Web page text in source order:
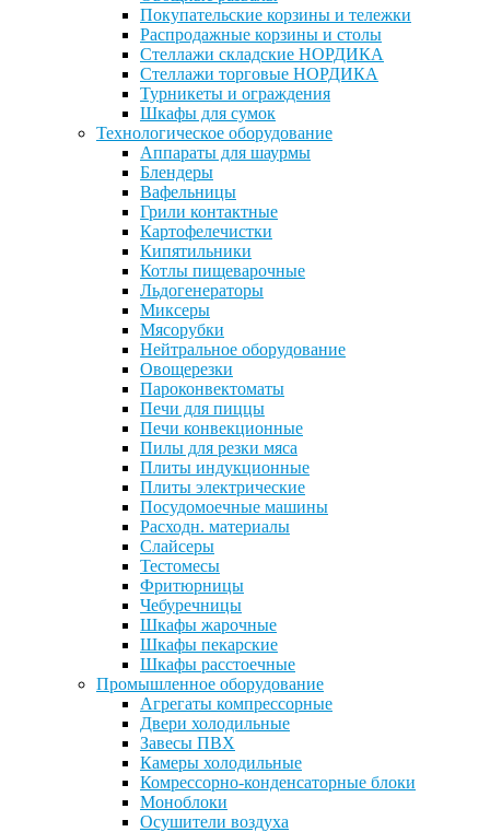
Покупательские корзины и тележки
Распродажные корзины и столы
Стеллажи складские НОРДИКА
Стеллажи торговые НОРДИКА
Турникеты и ограждения
Шкафы для сумок
Технологическое оборудование
Аппараты для шаурмы
Блендеры
Вафельницы
Грили контактные
Картофелечистки
Кипятильники
Котлы пищеварочные
Льдогенераторы
Миксеры
Мясорубки
Нейтральное оборудование
Овощерезки
Пароконвектоматы
Печи для пиццы
Печи конвекционные
Пилы для резки мяса
Плиты индукционные
Плиты электрические
Посудомоечные машины
Расходн. материалы
Слайсеры
Тестомесы
Фритюрницы
Чебуречницы
Шкафы жарочные
Шкафы пекарские
Шкафы расстоечные
Промышленное оборудование
Агрегаты компрессорные
Двери холодильные
Завесы ПВХ
Камеры холодильные
Комрессорно-конденсаторные блоки
Моноблоки
Осушители воздуха